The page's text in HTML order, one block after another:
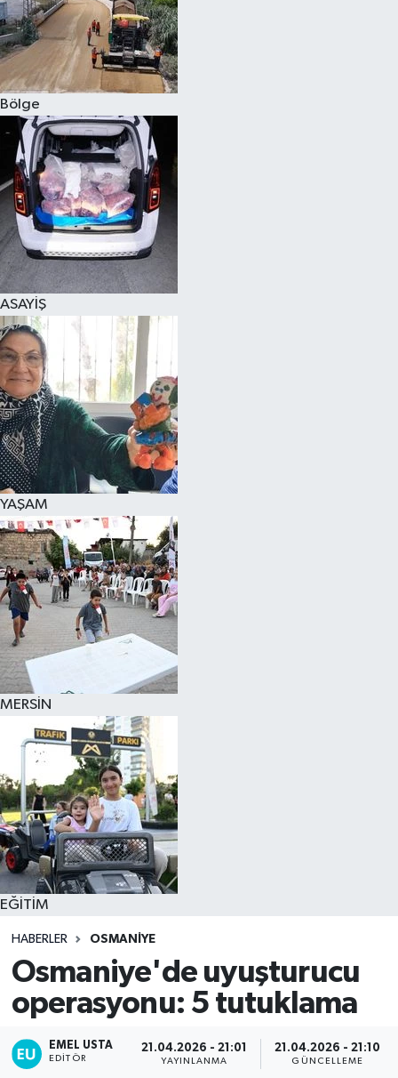
Bölge
ASAYİŞ
YAŞAM
MERSİN
EĞİTİM
HABERLER OSMANİYE
Osmaniye'de uyuşturucu
operasyonu: 5 tutuklama
EMEL USTA
EDITÖR
21.04.2026 - 21:01
YAYINLANMA
21.04.2026 - 21:10
GÜNCELLEME